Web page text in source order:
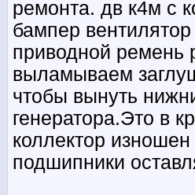
ремонта. дв к4м с
бампер
приводной ремень
выламываем
чтобы вынуть
генератора.Это в
коллектор
подшипники